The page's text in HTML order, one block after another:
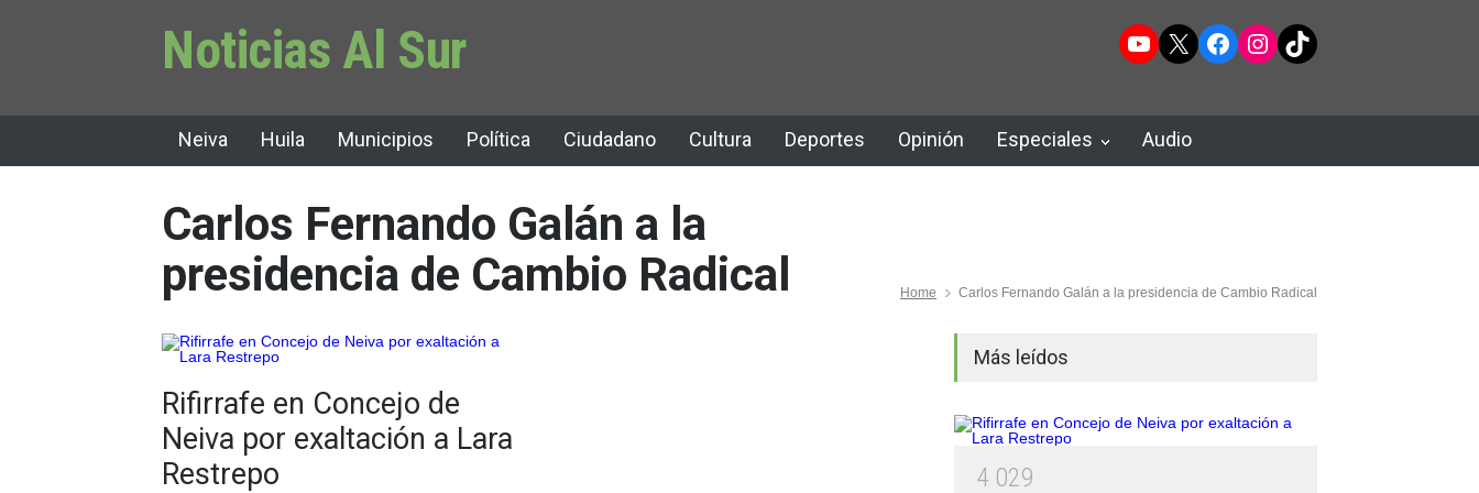
Noticias Al Sur YouTube
X Facebook
Instagram
TikTok
Neiva Huila Municipios Política Ciudadano Cultura Deportes Opinión Especiales Audio
Carlos Fernando Galán a la
presidencia de Cambio Radical
Home Carlos Fernando Galán a la presidencia de Cambio Radical
Rifirrafe en Concejo de
Neiva por exaltación a Lara
Restrepo
Más leídos
4 029